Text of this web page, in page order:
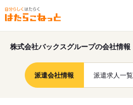
株式会社バックスグループの会社情報
派遣会社情報 派遣求人一覧